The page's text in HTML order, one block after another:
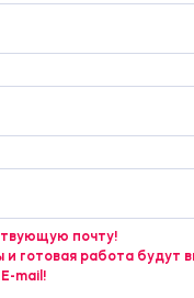
почту!
и готовая работа будут
mail!